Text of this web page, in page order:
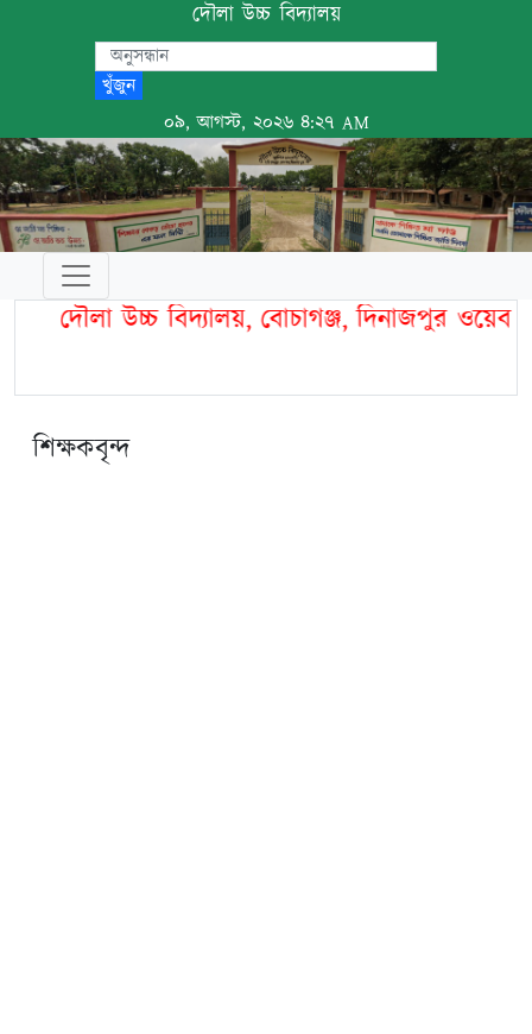
দৌলা উচ্চ বিদ্যালয়
খুঁজুন
০৯, আগস্ট, ২০২৬ ৪:২৭ AM
দৌলা উচ্চ বিদ্যালয়, বোচাগঞ্জ, দিনাজপুর
শিক্ষকবৃন্দ